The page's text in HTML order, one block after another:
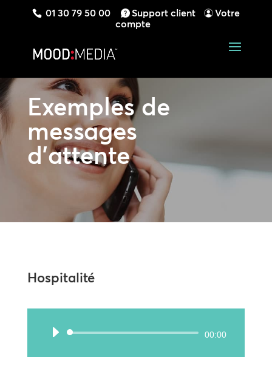
01 30 79 50 00 Support client
Votre
compte
Exemples de
messages
d’attente
Hospitalité
Lecteur
00:00